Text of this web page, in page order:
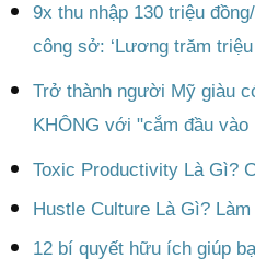
9x thu nhập 130 triệu
công sở: ‘Lương trăm
Trở thành người Mỹ giàu
KHÔNG với "cắm đầu
Toxic Productivity Là Gì?
Hustle Culture Là Gì?
12 bí quyết hữu ích giúp